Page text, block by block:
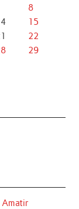
8
15
22
29
Amatir